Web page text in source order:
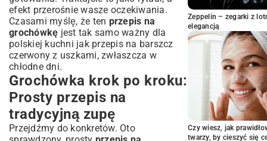
Jak podawać grochówkę i z czym
łączyć? Pomysły na serwowanie
Dodatki, które wzbogacą smak
grochówki: Od świeżych ziół po grzanki
Często zadawane pytania o grochówkę:
Rozwiewamy wątpliwości
Podsumowanie: Dlaczego grochówka to
klasyka polskiej kuchni?
efekt przerośnie wasze oczekiwania.
Czasami myślę, że ten przepis na
grochówkę jest tak samo ważny dla
polskiej kuchni jak przepis na barszcz
czerwony z uszkami, zwłaszcza w
chłodne dni.
Grochówka krok po kroku:
Prosty przepis na
tradycyjną zupę
Przejdźmy do konkretów. Oto
Zeppelin – zegarki z
elegancją
Czy wiesz, jak
twarzy, by cieszyć się